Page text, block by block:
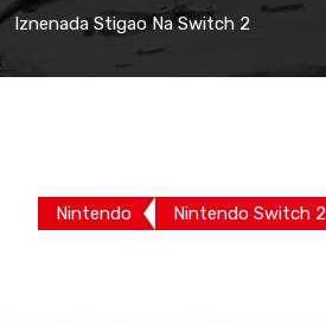
Iznenada Stigao Na Switch 2
Nintendo Nintendo Switch 2